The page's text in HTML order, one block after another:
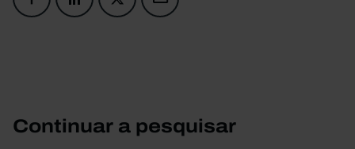
Continuar a pesquisar